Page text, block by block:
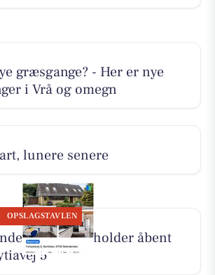
græsgange? - Her er nye
i Vrå og omegn
lunere senere
OPSLAGSTAVLEN
& Vrå holder åbent
5